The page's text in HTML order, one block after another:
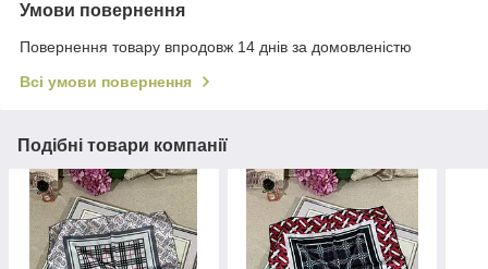
Умови повернення
Повернення товару впродовж 14 днів за домовленістю
Всі умови повернення
Подібні товари компанії